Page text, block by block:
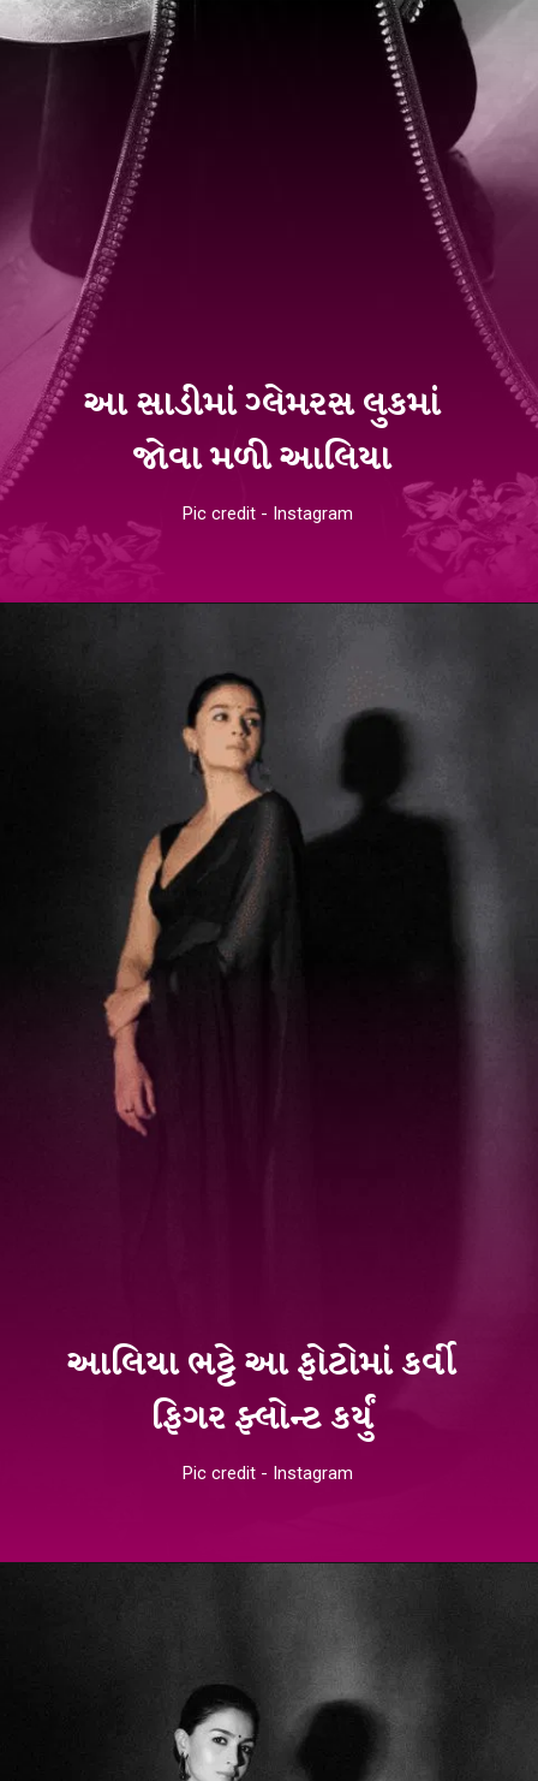
આ સાડીમાં ગ્લેમરસ લુકમાં
જોવા મળી આલિયા
Pic credit - Instagram
આલિયા ભટ્ટે આ ફોટોમાં કર્વી
ફિગર ફ્લોન્ટ કર્યું
Pic credit - Instagram